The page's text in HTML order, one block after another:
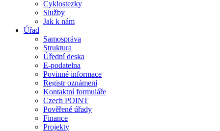
Cyklostezky
Služby
Jak k nám
Úřad
Samospráva
Struktura
Úřední deska
E-podatelna
Povinné informace
Registr oznámení
Kontaktní formuláře
Czech POINT
Pověřené úřady
Finance
Projekty